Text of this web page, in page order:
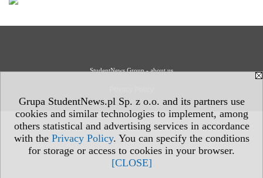
Grupa StudentNews.pl Sp. z o.o. and its partners use
cookies and similar technologies to implement, among
others statistical and advertising services in accordance
with the Privacy Policy. You can specify the conditions
for storage or access to cookies in your browser.
[CLOSE]
StudentNews Group - about us